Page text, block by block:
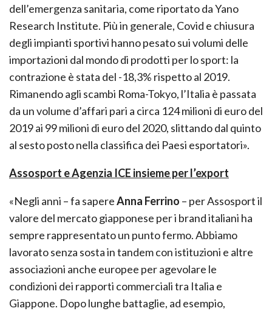
dell’emergenza sanitaria, come riportato da Yano
Research Institute. Più in generale, Covid e chiusura
degli impianti sportivi hanno pesato sui volumi delle
importazioni dal mondo di prodotti per lo sport: la
contrazione è stata del -18,3% rispetto al 2019.
Rimanendo agli scambi Roma-Tokyo, l’Italia è passata
da un volume d’affari pari a circa 124 milioni di euro del
2019 ai 99 milioni di euro del 2020, slittando dal quinto
al sesto posto nella classifica dei Paesi esportatori».
Assosport e Agenzia ICE insieme per l’export
«Negli anni – fa sapereAnna Ferrino – per Assosport il
valore del mercato giapponese per i brand italiani ha
sempre rappresentato un punto fermo. Abbiamo
lavorato senza sosta in tandem con istituzioni e altre
associazioni anche europee per agevolare le
condizioni dei rapporti commerciali tra Italia e
Giappone. Dopo lunghe battaglie, ad esempio,